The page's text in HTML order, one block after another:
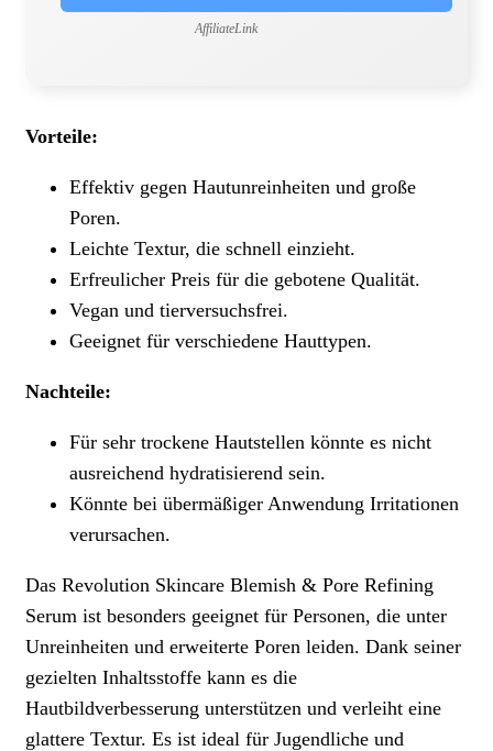
AffiliateLink
Vorteile:
Effektiv gegen Hautunreinheiten und große
Poren.
Leichte Textur, die schnell einzieht.
Erfreulicher Preis für die gebotene Qualität.
Vegan und tierversuchsfrei.
Geeignet für verschiedene Hauttypen.
Nachteile:
Für sehr trockene Hautstellen könnte es nicht
ausreichend hydratisierend sein.
Könnte bei übermäßiger Anwendung Irritationen
verursachen.
Das Revolution Skincare Blemish & Pore Refining
Serum ist besonders geeignet für Personen, die unter
Unreinheiten und erweiterte Poren leiden. Dank seiner
gezielten Inhaltsstoffe kann es die
Hautbildverbesserung unterstützen und verleiht eine
glattere Textur. Es ist ideal für Jugendliche und